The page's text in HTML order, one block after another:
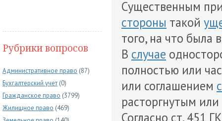
Рубрики вопросов
Административное право (87)
Бухгалтерский учет (0)
Гражданское право (3799)
Жилищное право (469)
Существенным
стороны такой
того, на что была
В случае
полностью или
или соглашением
расторгнутым
Согласно ст. 451